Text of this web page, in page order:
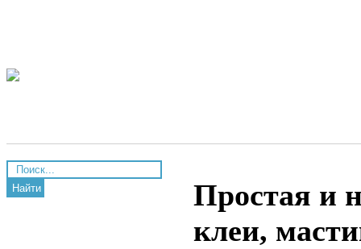
Найти
Простая и
клеи,